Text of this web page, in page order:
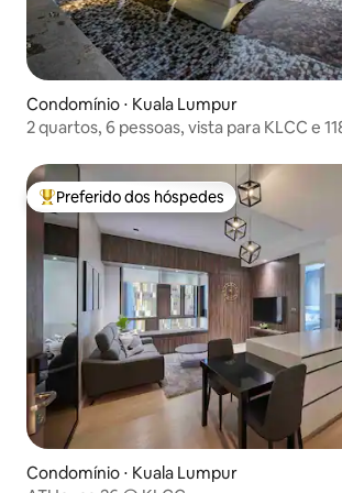
Condomínio ⋅ Kuala Lumpur
2 quartos, 6 pessoas, vista para KLCC e
Entre os melhores preferidos dos hóspedes
Preferido dos hóspedes
Condomínio ⋅ Kuala Lumpur